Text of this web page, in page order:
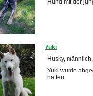
Hund mit der
Yuki
Husky,
Yuki wurde
hatten.